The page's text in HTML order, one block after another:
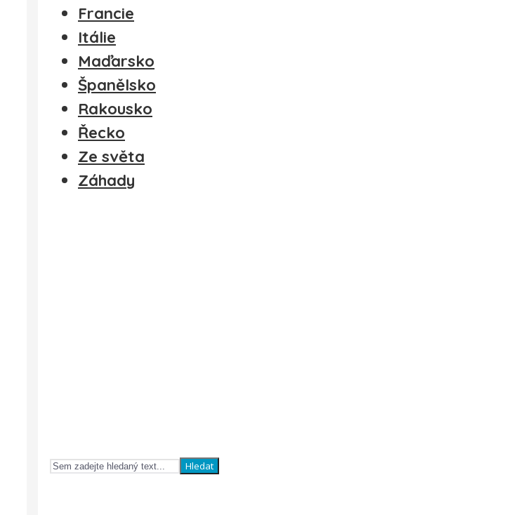
Francie
Itálie
Maďarsko
Španělsko
Rakousko
Řecko
Ze světa
Záhady
Hledat